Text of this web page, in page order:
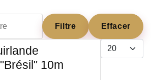
Filtre Effacer
Afficher #
10m